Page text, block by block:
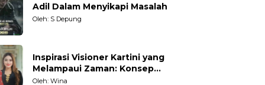
Adil Dalam Menyikapi Masalah
Oleh: S Depung
Inspirasi Visioner Kartini yang
Melampaui Zaman: Konsep
Kecakapan Hidup bagi
Oleh: Wina